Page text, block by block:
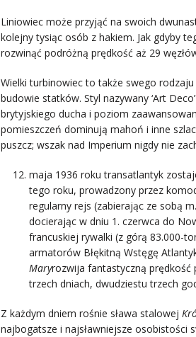
Liniowiec może przyjąć na swoich
kolejny tysiąc osób z hakiem. Jak gdyby
rozwinąć podróżną prędkość aż 29
Wielki turbinowiec to także swego
budowie statków. Styl nazywany ‘Art
brytyjskiego ducha i poziom
pomieszczeń dominują mahoń i inne
puszcz; wszak nad Imperium nigdy nie
maja 1936 roku transatlantyk
tego roku, prowadzony przez
regularny rejs (zabierając ze sobą
docierając w dniu 1. czerwca do
francuskiej rywalki (z górą 83.000-
armatorów Błękitną Wstęgę
Maryrozwija fantastyczną prędkość
trzech dniach, dwudziestu trzech
Z każdym dniem rośnie sława stalowej
najbogatsze i najsławniejsze osobistości